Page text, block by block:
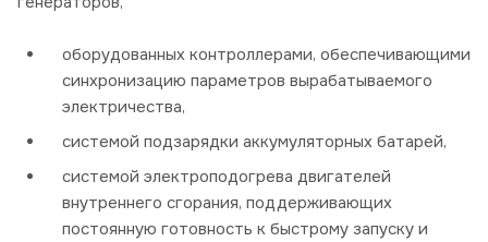
оборудованных контроллерами, обеспечивающими
синхронизацию параметров вырабатываемого
электричества,
системой подзарядки аккумуляторных батарей,
системой электроподогрева двигателей
внутреннего сгорания, поддерживающих
постоянную готовность к быстрому запуску и